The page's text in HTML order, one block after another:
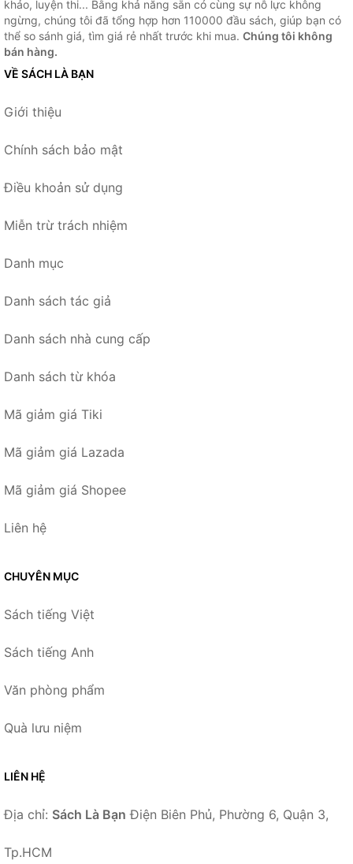
khảo, luyện thi... Bằng khả năng sẵn có cùng sự nỗ lực không
ngừng, chúng tôi đã tổng hợp hơn 110000 đầu sách, giúp bạn có
thể so sánh giá, tìm giá rẻ nhất trước khi mua. Chúng tôi không
bán hàng.
VỀ SÁCH LÀ BẠN
Giới thiệu
Chính sách bảo mật
Điều khoản sử dụng
Miễn trừ trách nhiệm
Danh mục
Danh sách tác giả
Danh sách nhà cung cấp
Danh sách từ khóa
Mã giảm giá Tiki
Mã giảm giá Lazada
Mã giảm giá Shopee
Liên hệ
CHUYÊN MỤC
Sách tiếng Việt
Sách tiếng Anh
Văn phòng phẩm
Quà lưu niệm
LIÊN HỆ
Địa chỉ: Sách Là Bạn Điện Biên Phủ, Phường 6, Quận 3,
Tp.HCM